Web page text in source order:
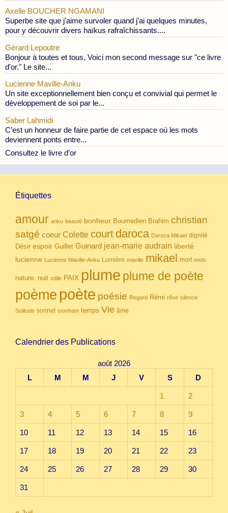
Axelle BOUCHER NGAMANI
Superbe site que j'aime survoler quand j'ai quelques minutes,
pour y découvrir divers haïkus rafraîchissants....
Gérard Lepoutre
Bonjour à toutes et tous, Voici mon second message sur "ce livre
d'or." Le site...
Lucienne Maville-Anku
Un site exceptionnellement bien conçu et convivial qui permet le
développement de soi par le...
Saber Lahmidi
C’est un honneur de faire partie de cet espace où les mots
deviennent ponts entre...
Consultez le livre d’or
Étiquettes
amour anku beauté bonheur Boumedien Brahim christian
satgé coeur Colette court daroca Daroca Mikael dignité
Désir espoir Guillet Guinard jean-marie audrain liberté
lucienne Lucienne Maville-Anku Lumière maville mikael mort mots
nature. nuit odile PAIX plume plume de poète
poème poète poésie Regard Rémi rêve silence
Solitude sonnet stonham temps Vie âme
Calendrier des Publications
août 2026
L
M M J V S D
1 2
3 4 5 6 7 8 9
10 11 12 13 14 15 16
17 18 19 20 21 22 23
24 25 26 27 28 29 30
31